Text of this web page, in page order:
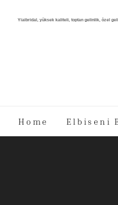
Yiaibridal, yüksek kaliteli, toptan gelinlik, özel
Home Elbiseni